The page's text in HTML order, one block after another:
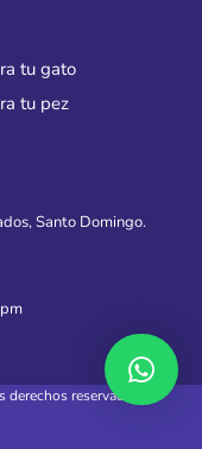
tu gato
tu pez
Santo Domingo.
reservados.